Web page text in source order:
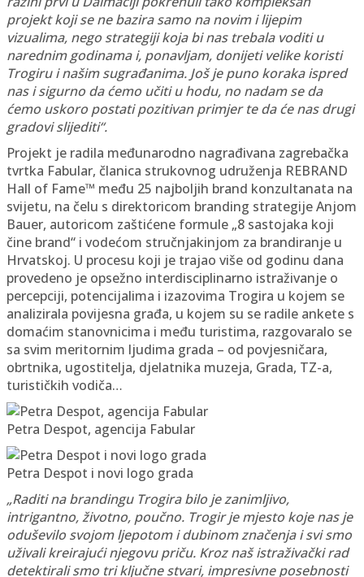
projekt koji se ne bazira samo na novim i lijepim
vizualima, nego strategiji koja bi nas trebala voditi u
narednim godinama i, ponavljam, donijeti velike koristi
Trogiru i našim sugrađanima. Još je puno koraka ispred
nas i sigurno da ćemo učiti u hodu, no nadam se da
ćemo uskoro postati pozitivan primjer te da će nas drugi
gradovi slijediti“.
Projekt je radila međunarodno nagrađivana zagrebačka
tvrtka Fabular, članica strukovnog udruženja REBRAND
Hall of Fame™ među 25 najboljih brand konzultanata na
svijetu, na čelu s direktoricom branding strategije Anjom
Bauer, autoricom zaštićene formule „8 sastojaka koji
čine brand“ i vodećom stručnjakinjom za brandiranje u
Hrvatskoj. U procesu koji je trajao više od godinu dana
provedeno je opsežno interdisciplinarno istraživanje o
percepciji, potencijalima i izazovima Trogira u kojem se
analizirala povijesna građa, u kojem su se radile ankete s
domaćim stanovnicima i među turistima, razgovaralo se
sa svim meritornim ljudima grada – od povjesničara,
obrtnika, ugostitelja, djelatnika muzeja, Grada, TZ-a,
turističkih vodiča…
Petra Despot, agencija Fabular
Petra Despot i novi logo grada
„Raditi na brandingu Trogira bilo je zanimljivo,
intrigantno, životno, poučno. Trogir je mjesto koje nas je
oduševilo svojom ljepotom i dubinom značenja i svi smo
uživali kreirajući njegovu priču. Kroz naš istraživački rad
detektirali smo tri ključne stvari, impresivne posebnosti